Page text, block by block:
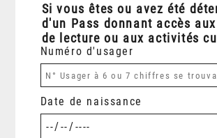
Si vous êtes ou avez été
d'un Pass donnant accès
de lecture ou aux activités
Numéro d'usager
Date de naissance